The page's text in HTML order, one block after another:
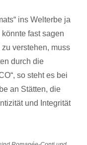
ins Welterbe ja
fast sagen
verstehen, muss
durch die
so steht es bei
an Stätten, die
und Integrität